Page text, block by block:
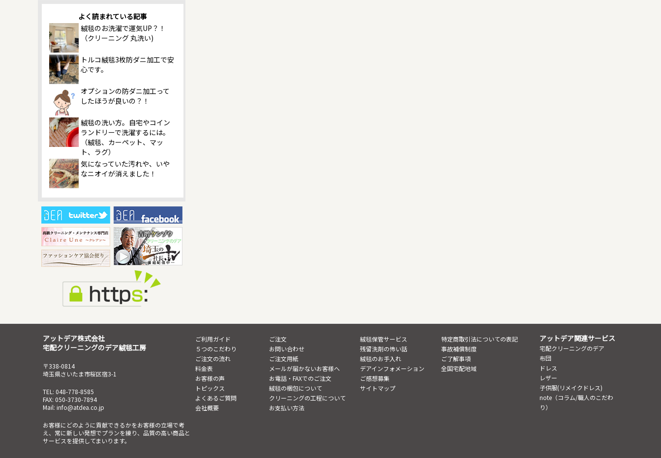
よく読まれている記事
絨毯のお洗濯で運気UP？！
（クリーニング 丸洗い)
トルコ絨毯3枚防ダニ加工で安
心です。
オプションの防ダニ加工って
したほうが良いの？！
絨毯の洗い方。自宅やコイン
ランドリーで洗濯するには。
（絨毯、カーペット、マッ
ト、ラグ）
気になっていた汚れや、いや
なニオイが消えました！
アットデア株式会社
宅配クリーニングのデア絨毯工房
〒338-0814
埼玉県さいたま市桜区宿3-1
TEL: 048-778-8585
FAX: 050-3730-7894
Mail: info@atdea.co.jp
お客様にどのように貢献できるかをお客様の立場で考
え、常に新しい発想でプランを練り、品質の高い商品と
サービスを提供してまいります。
ご利用ガイド
５つのこだわり
ご注文の流れ
料金表
お客様の声
トピックス
よくあるご質問
会社概要
ご注文
お問い合わせ
ご注文用紙
メールが届かないお客様へ
お電話・FAXでのご注文
絨毯の梱包について
クリーニングの工程について
お支払い方法
絨毯保管サービス
残留洗剤の怖い話
絨毯のお手入れ
デアインフォメーション
ご感想募集
サイトマップ
特定商取引法についての表記
事故補償制度
ご了解事項
全国宅配地域
アットデア関連サービス
宅配クリーニングのデア
布団
ドレス
レザー
子供服(リメイクドレス)
note（コラム/職人のこだわ
り）